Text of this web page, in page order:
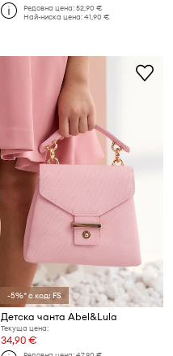
Редовна цена:52,90 €
Най-ниска цена:41,90 €
-5%* с код: FS
Детска чанта Abel&Lula
Текуща цена:
34,90 €